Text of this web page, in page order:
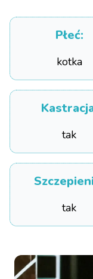
Płeć:
kotka
tak
tak